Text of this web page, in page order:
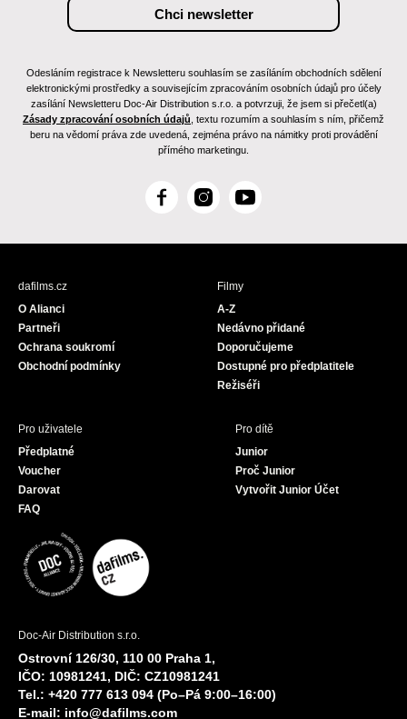
Odesláním registrace k Newsletteru souhlasím se zasíláním obchodních sdělení
elektronickými prostředky a souvisejícím zpracováním osobních údajů pro účely
zasílání Newsletteru Doc-Air Distribution s.r.o. a potvrzuji, že jsem si přečetl(a)
Zásady zpracování osobních údajů , textu rozumím a souhlasím s ním, přičemž
beru na vědomí práva zde uvedená, zejména právo na námitky proti provádění
přímého marketingu.
F
c
I
s
Y
u
dafilms.cz
O Alianci
Partneři
Ochrana soukromí
Obchodní podmínky
Filmy
A-Z
Nedávno přidané
Doporučujeme
Dostupné pro předplatitele
Režiséři
Pro uživatele
Předplatné
Voucher
Darovat
FAQ
Pro dítě
Junior
Proč Junior
Vytvořit Junior Účet
Doc-Air Distribution s.r.o.
Ostrovní 126/30, 110 00 Praha 1,
IČO: 10981241, DIČ: CZ10981241
Tel.: +420 777 613 094 (Po–Pá 9:00–16:00)
E-mail: info@dafilms.com